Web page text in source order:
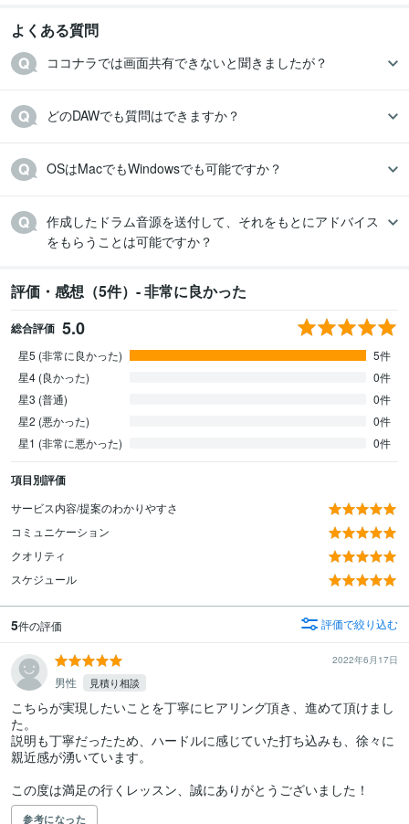
よくある質問
ココナラでは画面共有できないと聞きましたが？
どのDAWでも質問はできますか？
OSはMacでもWindowsでも可能ですか？
作成したドラム音源を送付して、それをもとにアドバイス
をもらうことは可能ですか？
評価・感想（5件）- 非常に良かった
総合評価 5.0
星5 (非常に良かった)
5件
星4 (良かった)
0件
星3 (普通)
0件
星2 (悪かった)
0件
星1 (非常に悪かった)
0件
項目別評価
サービス内容/提案のわかりやすさ
コミュニケーション
クオリティ
スケジュール
5件の評価 評価で絞り込む
2022年6月17日
男性 見積り相談
こちらが実現したいことを丁寧にヒアリング頂き、進めて頂けまし
た。
説明も丁寧だったため、ハードルに感じていた打ち込みも、徐々に
親近感が湧いています。
この度は満足の行くレッスン、誠にありがとうございました！
参考になった